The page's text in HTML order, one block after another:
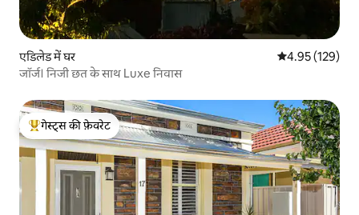
एडिलेड में घर औसत रेटिंग 5 में से
4.95 (129)
जॉर्ज। निजी छत के साथ Luxe निवास
गेस्ट्स का टॉप फ़ेवरेट
गेस्ट्स की फ़ेवरेट